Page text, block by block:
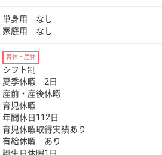
単身用 なし
家庭用 なし
育休・産休
シフト制
夏季休暇 2日
産前・産後休暇
育児休暇
年間休日112日
育児休暇取得実績あり
有給休暇 あり